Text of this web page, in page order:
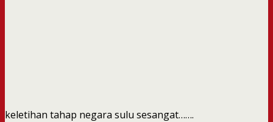
keletihan tahap negara sulu sesangat…….